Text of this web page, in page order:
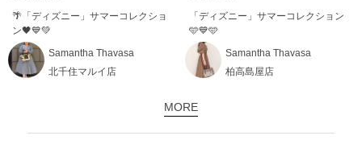
🌴「ディズニー」サマーコレクショ
ン🖤💙💚
Samantha Thavasa
北千住マルイ店
「ディズニー」サマーコレクション
🩵💙🩵
Samantha Thavasa
柏高島屋店
MORE